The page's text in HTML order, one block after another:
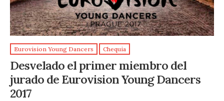
Eurovision Young Dancers Chequia
Desvelado el primer miembro del
jurado de Eurovision Young Dancers
2017